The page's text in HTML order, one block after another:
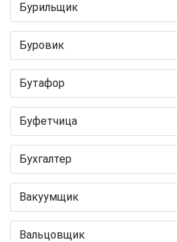
Бурильщик
Буровик
Бутафор
Буфетчица
Бухгалтер
Вакуумщик
Вальцовщик